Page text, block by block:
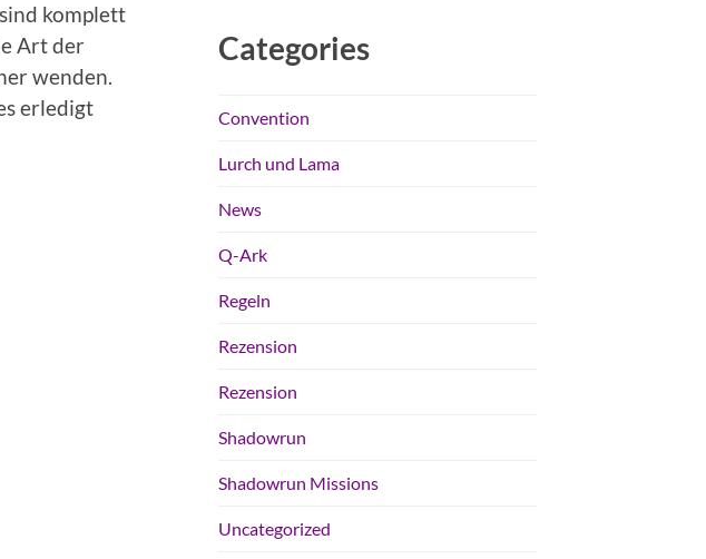
komplett
Art der
wenden.
erledigt
Categories
Convention
Lurch und Lama
News
Q-Ark
Regeln
Rezension
Rezension
Shadowrun
Shadowrun Missions
Uncategorized